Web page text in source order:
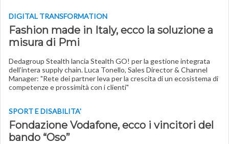
DIGITAL TRANSFORMATION
Fashion made in Italy, ecco la soluzione a
misura di Pmi
Dedagroup Stealth lancia Stealth GO! per la gestione integrata
dell’intera supply chain. Luca Tonello, Sales Director & Channel
Manager: "Rete dei partner leva per la crescita di un ecosistema di
competenze e prossimità con i clienti"
SPORT E DISABILITA'
Fondazione Vodafone, ecco i vincitori del
bando “Oso”